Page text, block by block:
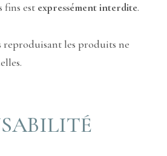
fins est expressément interdite.
reproduisant les produits ne